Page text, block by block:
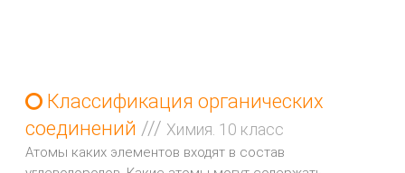
Классификация органических
соединений /// Химия. 10 класс
Атомы каких элементов входят в состав